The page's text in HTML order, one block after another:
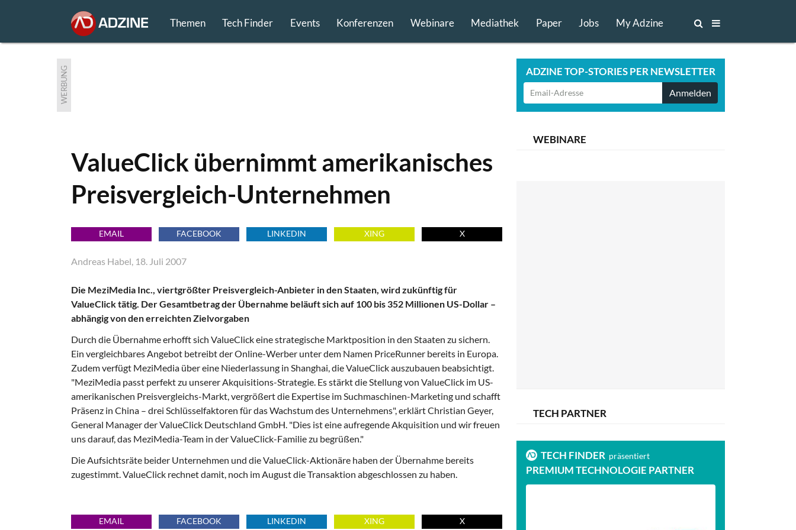
Themen Tech Finder Events Konferenzen Webinare Mediathek Paper Jobs My Adzine
WERBUNG ADZINE TOP-STORIES PER NEWSLETTER
Anmelden
ValueClick übernimmt amerikanisches
Preisvergleich-Unternehmen
EMAIL FACEBOOK LINKEDIN XING X
Andreas Habel, 18. Juli 2007
Die MeziMedia Inc., viertgrößter Preisvergleich-Anbieter in den Staaten, wird zukünftig für
ValueClick tätig. Der Gesamtbetrag der Übernahme beläuft sich auf 100 bis 352 Millionen US-Dollar –
abhängig von den erreichten Zielvorgaben
Durch die Übernahme erhofft sich ValueClick eine strategische Marktposition in den Staaten zu sichern.
Ein vergleichbares Angebot betreibt der Online-Werber unter dem Namen PriceRunner bereits in Europa.
Zudem verfügt MeziMedia über eine Niederlassung in Shanghai, die ValueClick auszubauen beabsichtigt.
"MeziMedia passt perfekt zu unserer Akquisitions-Strategie. Es stärkt die Stellung von ValueClick im US-
amerikanischen Preisvergleichs-Markt, vergrößert die Expertise im Suchmaschinen-Marketing und schafft
Präsenz in China – drei Schlüsselfaktoren für das Wachstum des Unternehmens", erklärt Christian Geyer,
General Manager der ValueClick Deutschland GmbH. "Dies ist eine aufregende Akquisition und wir freuen
uns darauf, das MeziMedia-Team in der ValueClick-Familie zu begrüßen."
Die Aufsichtsräte beider Unternehmen und die ValueClick-Aktionäre haben der Übernahme bereits
zugestimmt. ValueClick rechnet damit, noch im August die Transaktion abgeschlossen zu haben.
EMAIL FACEBOOK LINKEDIN XING X
WEBINARE
TECH PARTNER
TECH FINDER präsentiert
PREMIUM TECHNOLOGIE PARTNER